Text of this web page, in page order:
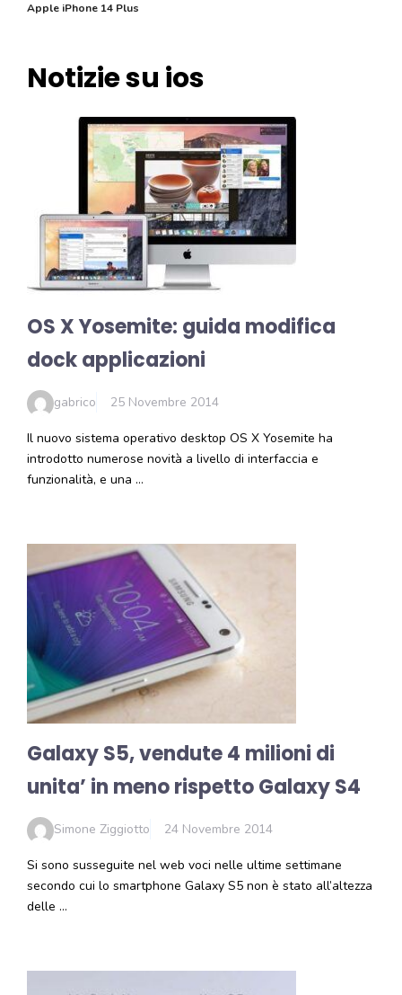
Apple iPhone 14 Plus
Notizie su ios
OS X Yosemite: guida modifica
dock applicazioni
gabrico 25 Novembre 2014
Il nuovo sistema operativo desktop OS X Yosemite ha
introdotto numerose novità a livello di interfaccia e
funzionalità, e una …
Galaxy S5, vendute 4 milioni di
unita’ in meno rispetto Galaxy S4
Simone Ziggiotto 24 Novembre 2014
Si sono susseguite nel web voci nelle ultime settimane
secondo cui lo smartphone Galaxy S5 non è stato all’altezza
delle …